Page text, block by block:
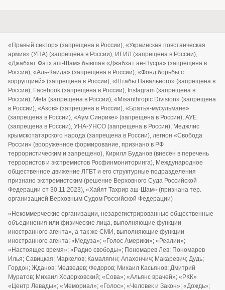
«Правый сектор» (запрещена в России), «Украинская повстанческая
армия» (УПА) (запрещена в России), ИГИЛ (запрещена в России),
«Джабхат Фатх аш-Шам» бывшая «Джабхат ан-Нусра» (запрещена в
России), «Аль-Каида» (запрещена в России), «Фонд борьбы с
коррупцией» (запрещена в России), «Штабы Навального» (запрещена в
России), Facebook (запрещена в России), Instagram (запрещена в
России), Meta (запрещена в России), «Misanthropic Division» (запрещена
в России), «Азов» (запрещена в России), «Братья-мусульмане»
(запрещена в России), «Аум Синрике» (запрещена в России), АУЕ
(запрещена в России), УНА-УНСО (запрещена в России), Меджлис
крымскотатарского народа (запрещена в России), легион «Свобода
России» (вооруженное формирование, признано в РФ
террористическим и запрещено), Кирилл Буданов (внесён в перечень
террористов и экстремистов Росфинмониторинга), Международное
общественное движение ЛГБТ и его структурные подразделения
признано экстремистским (решение Верховного Суда Российской
Федерации от 30.11.2023), «Хайят Тахрир аш-Шам» (признана тер.
организацией Верховным Судом Российской Федерации)
«Некоммерческие организации, незарегистрированные общественные
объединения или физические лица, выполняющие функции
иностранного агента», а так же СМИ, выполняющие функции
иностранного агента: «Медуза»; «Голос Америки»; «Реалии»;
«Настоящее время»; «Радио свободы»; Пономарев Лев; Пономарев
Илья; Савицкая; Маркелов; Камалягин; Апахончич; Макаревич; Дудь;
Гордон; Жданов; Медведев; Федоров; Михаил Касьянов; Дмитрий
Муратов; Михаил Ходорковский; «Сова»; «Альянс врачей»; «РКК»
«Центр Левады»; «Мемориал»; «Голос»; «Человек и Закон»; «Дождь»;